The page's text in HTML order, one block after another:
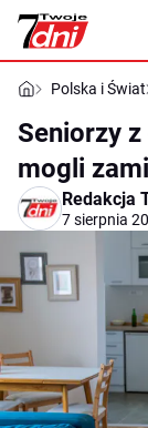
Polska i Świat
Seniorzy
mogli
Redakcja
7 sierpnia